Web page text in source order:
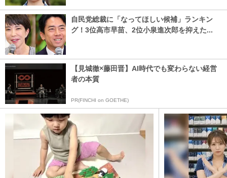
自民党総裁に「なってほしい候補」ランキン
グ！3位高市早苗、2位小泉進次郎を抑えた...
【見城徹×藤田晋】AI時代でも変わらない経営
者の本質
PR(FINCHI on GOETHE)